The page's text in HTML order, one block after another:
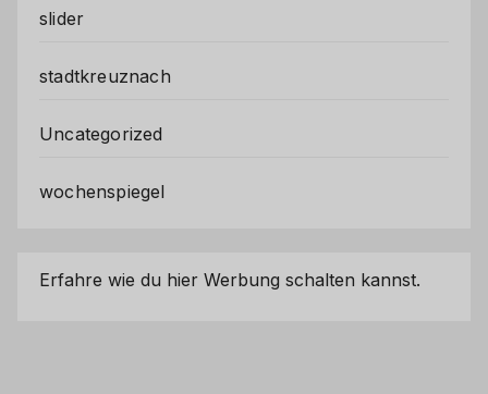
slider
stadtkreuznach
Uncategorized
wochenspiegel
Erfahre wie du hier Werbung schalten kannst.